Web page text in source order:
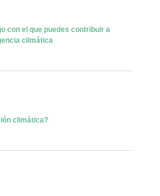
con el que puedes contribuir a
climática
climática?